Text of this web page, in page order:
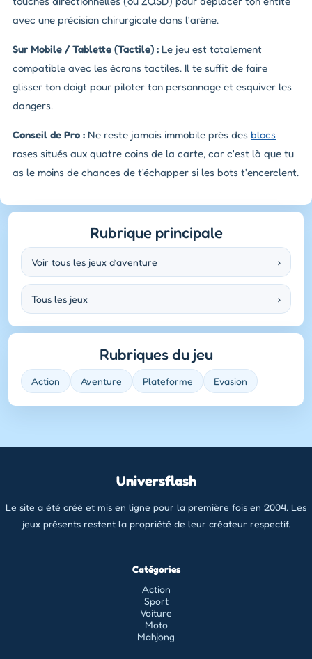
avec une précision chirurgicale dans l'arène.
Sur Mobile / Tablette (Tactile) : Le jeu est totalement
compatible avec les écrans tactiles. Il te suffit de faire
glisser ton doigt pour piloter ton personnage et esquiver les
dangers.
Conseil de Pro : Ne reste jamais immobile près des blocs
roses situés aux quatre coins de la carte, car c'est là que tu
as le moins de chances de t'échapper si les bots t'encerclent.
Rubrique principale
Voir tous les jeux d’aventure ›
Tous les jeux ›
Rubriques du jeu
Action Aventure Plateforme Evasion
Universflash
Le site a été créé et mis en ligne pour la première fois en 2004. Les
jeux présents restent la propriété de leur créateur respectif.
Catégories
Action
Sport
Voiture
Moto
Mahjong